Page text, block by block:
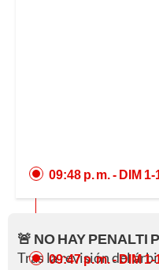
09:48 p. m.- DIM
🚨 NO HAY PENALTI
Tras la revisión del
09:47 p. m.- DIM